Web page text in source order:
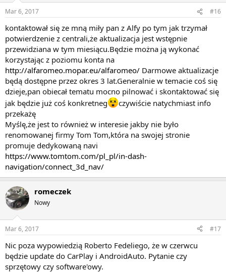
Mar 6, 2017 #16
kontaktował się ze mną miły pan z Alfy po tym jak trzymał
potwierdzenie z centrali,że aktualizacja jest wstępnie
przewidziana w tym miesiącu.Będzie można ją wykonać
korzystając z poziomu konta na
http://alfaromeo.mopar.eu/alfaromeo/ Darmowe aktualizacje
będą dostępne przez okres 3 lat.Generalnie w temacie coś się
dzieje,pan obiecał tematu mocno pilnować i skontaktować się
jak będzie już coś konkretneg
czywiście natychmiast info
przekażę
Myślę,że jest to również w interesie jakby nie było
renomowanej firmy Tom Tom,która na swojej stronie
promuje dedykowaną navi
https://www.tomtom.com/pl_pl/in-dash-
navigation/connect_3d_nav/
romeczek
Nowy
Mar 6, 2017 #17
Nic poza wypowiedzią Roberto Fedeliego, że w czerwcu
będzie update do CarPlay i AndroidAuto. Pytanie czy
sprzętowy czy software'owy.